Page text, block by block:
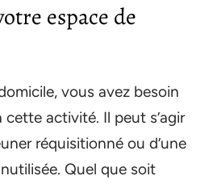
espace de
vous avez besoin
cette activité. Il peut s’agir
réquisitionné ou d’une
Quel que soit